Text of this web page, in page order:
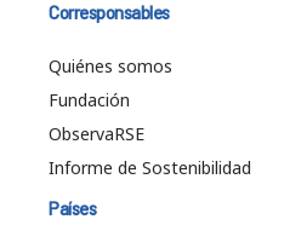
Corresponsables
Quiénes somos
Fundación
ObservaRSE
Informe de Sostenibilidad
Países